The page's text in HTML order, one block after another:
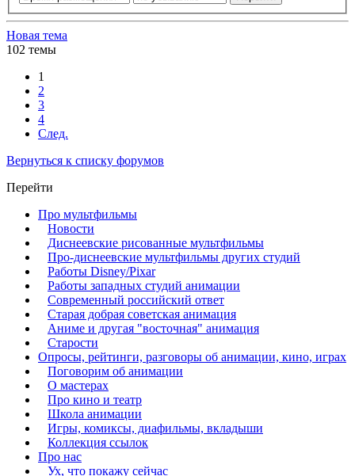
Новая тема
102 темы
1
2
3
4
След.
Вернуться к списку форумов
Перейти
Про мультфильмы
Новости
Диснеевские рисованные мультфильмы
Про-диснеевские мультфильмы других студий
Работы Disney/Pixar
Работы западных студий анимации
Современный российский ответ
Старая добрая советская анимация
Аниме и другая "восточная" анимация
Старости
Опросы, рейтинги, разговоры об анимации, кино, играх
Поговорим об анимации
О мастерах
Про кино и театр
Школа анимации
Игры, комиксы, диафильмы, вкладыши
Коллекция ссылок
Про нас
Ух, что покажу сейчас